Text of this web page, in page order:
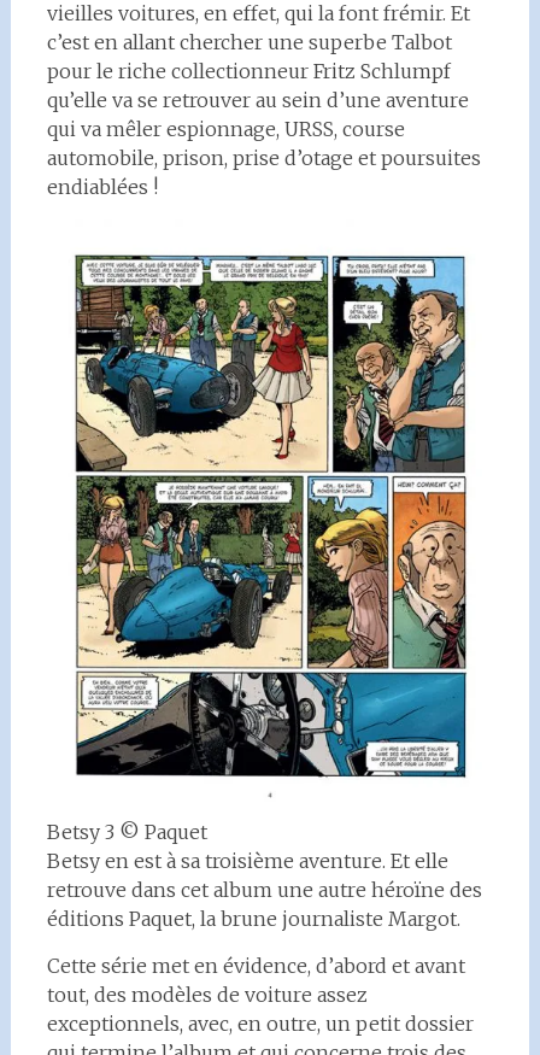
vieilles voitures, en effet, qui la font frémir. Et
c’est en allant chercher une superbe Talbot
pour le riche collectionneur Fritz Schlumpf
qu’elle va se retrouver au sein d’une aventure
qui va mêler espionnage, URSS, course
automobile, prison, prise d’otage et poursuites
endiablées !
Betsy 3 © Paquet
Betsy en est à sa troisième aventure. Et elle
retrouve dans cet album une autre héroïne des
éditions Paquet, la brune journaliste Margot.
Cette série met en évidence, d’abord et avant
tout, des modèles de voiture assez
exceptionnels, avec, en outre, un petit dossier